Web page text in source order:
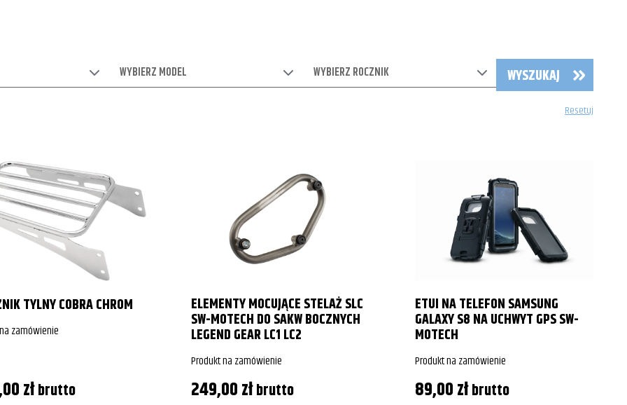
WYBIERZ MODEL WYBIERZ ROCZNIK WYSZUKAJ
Resetuj
TYLNY COBRA CHROM
zamówienie
złbrutto
ELEMENTY MOCUJĄCE STELAŻ SLC
SW-MOTECH DO SAKW BOCZNYCH
LEGEND GEAR LC1 LC2
Produkt na zamówienie
249,00złbrutto
ETUI NA TELEFON SAMSUNG
GALAXY S8 NA UCHWYT GPS SW-
MOTECH
Produkt na zamówienie
89,00złbrutto